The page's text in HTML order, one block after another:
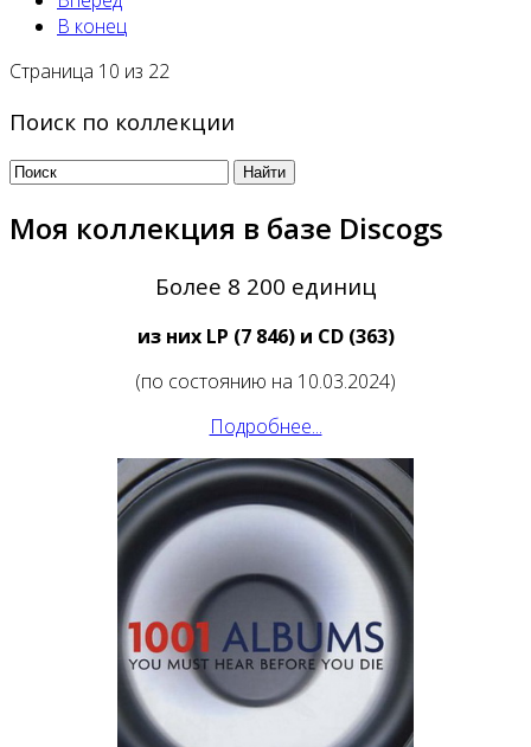
В конец
Страница 10 из 22
Поиск по коллекции
Моя коллекция в базе Discogs
Более 8 200 единиц
из них LP (7 846) и CD (363)
(по состоянию на 10.03.2024)
Подробнее...